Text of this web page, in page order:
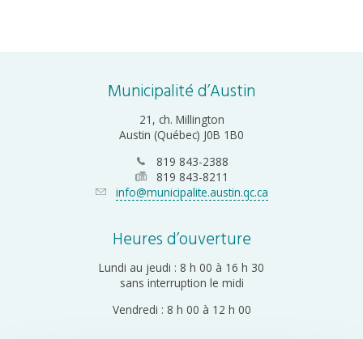
Municipalité d’Austin
21, ch. Millington
Austin (Québec) J0B 1B0
819 843-2388
819 843-8211
info@municipalite.austin.qc.ca
Heures d’ouverture
Lundi au jeudi : 8 h 00 à 16 h 30
sans interruption le midi
Vendredi : 8 h 00 à 12 h 00